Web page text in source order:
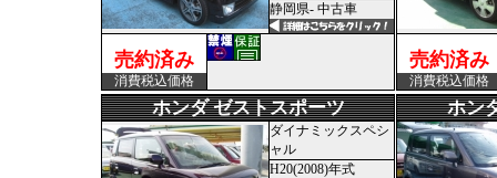
静岡県- 中古車
売約済み
消費税込価格
売約済み
消費税込価格
ホンダ ゼストスポーツ
ダイナミックスペシ
ャル
H20(2008)年式
ホン